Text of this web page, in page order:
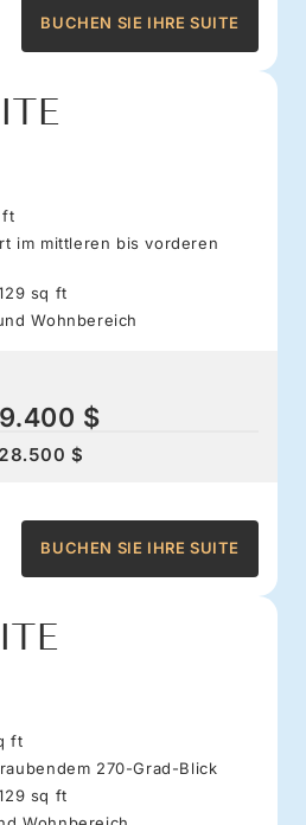
BUCHEN SIE IHRE SUITE
ft
im mittleren bis vorderen
sq ft
Wohnbereich
$
28.500 $
BUCHEN SIE IHRE SUITE
ft
270-Grad-Blick
sq ft